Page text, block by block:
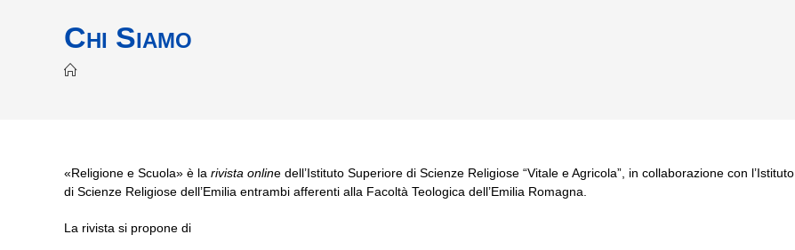
Chi Siamo
«Religione e Scuola» è la rivista online dell’Istituto Superiore di Scienze Religiose “Vitale e Agricola”, in collaborazione con l’Istituto
di Scienze Religiose dell’Emilia entrambi afferenti alla Facoltà Teologica dell’Emilia Romagna.
La rivista si propone di